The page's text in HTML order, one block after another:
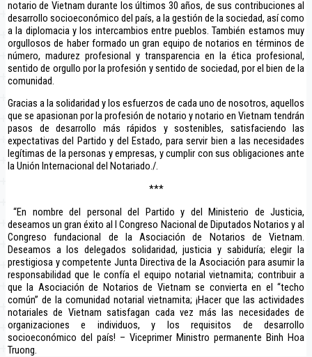
notario de Vietnam durante los últimos 30 años, de sus contribuciones al
desarrollo socioeconómico del país, a la gestión de la sociedad, así como
a la diplomacia y los intercambios entre pueblos. También estamos muy
orgullosos de haber formado un gran equipo de notarios en términos de
número, madurez profesional y transparencia en la ética profesional,
sentido de orgullo por la profesión y sentido de sociedad, por el bien de la
comunidad.
Gracias a la solidaridad y los esfuerzos de cada uno de nosotros, aquellos
que se apasionan por la profesión de notario y notario en Vietnam tendrán
pasos de desarrollo más rápidos y sostenibles, satisfaciendo las
expectativas del Partido y del Estado, para servir bien a las necesidades
legítimas de la personas y empresas, y cumplir con sus obligaciones ante
la Unión Internacional del Notariado./.
***
“En nombre del personal del Partido y del Ministerio de Justicia,
deseamos un gran éxito al I Congreso Nacional de Diputados Notarios y al
Congreso fundacional de la Asociación de Notarios de Vietnam.
Deseamos a los delegados solidaridad, justicia y sabiduría; elegir la
prestigiosa y competente Junta Directiva de la Asociación para asumir la
responsabilidad que le confía el equipo notarial vietnamita; contribuir a
que la Asociación de Notarios de Vietnam se convierta en el “techo
común” de la comunidad notarial vietnamita; ¡Hacer que las actividades
notariales de Vietnam satisfagan cada vez más las necesidades de
organizaciones e individuos, y los requisitos de desarrollo
socioeconómico del país! – Viceprimer Ministro permanente Binh Hoa
Truong.